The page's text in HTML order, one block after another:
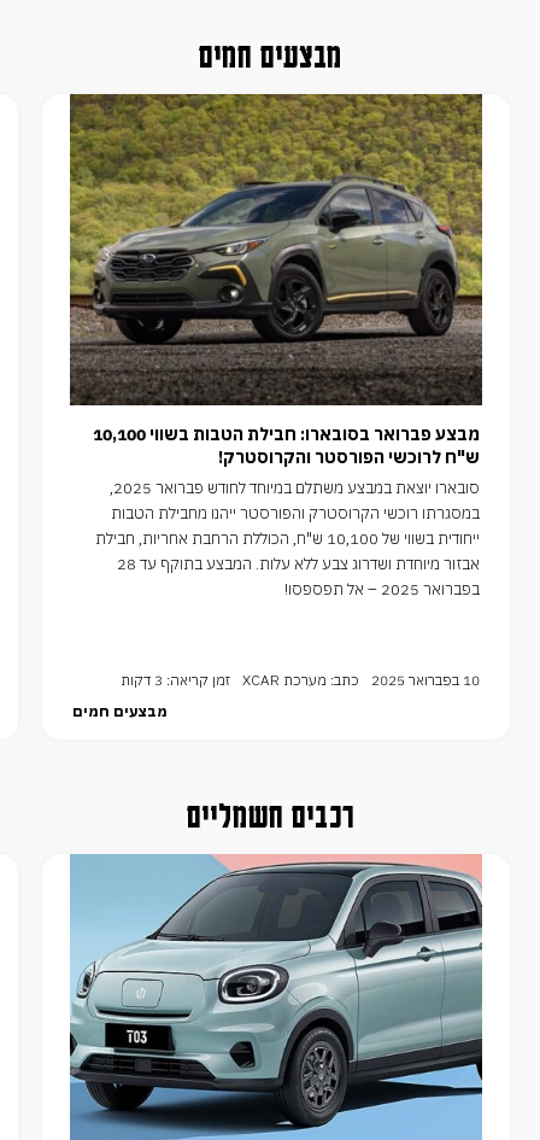
מבצעים חמים
מבצע פברואר בסובארו: חבילת הטבות בשווי 10,100
ש"ח לרוכשי הפורסטר והקרוסטרק!
סובארו יוצאת במבצע משתלם במיוחד לחודש פברואר 2025,
במסגרתו רוכשי הקרוסטרק והפורסטר ייהנו מחבילת הטבות
ייחודית בשווי של 10,100 ש"ח, הכוללת הרחבת אחריות, חבילת
אבזור מיוחדת ושדרוג צבע ללא עלות. המבצע בתוקף עד 28
בפברואר 2025 – אל תפספסו!
10 בפברואר 2025 כתב: מערכת XCAR
זמן קריאה: 3 דקות
מבצעים חמים
רכבים חשמליים